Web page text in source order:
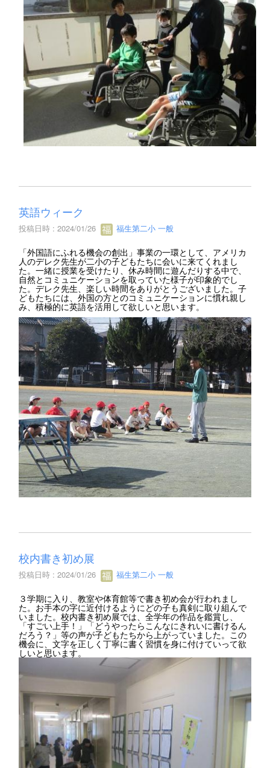
英語ウィーク
投稿日時 : 2024/01/26 福生第二小 一般
「外国語にふれる機会の創出」事業の一環として、アメリカ
人のデレク先生が二小の子どもたちに会いに来てくれまし
た。一緒に授業を受けたり、休み時間に遊んだりする中で、
自然とコミュニケーションを取っていた様子が印象的でし
た。デレク先生、楽しい時間をありがとうございました。子
どもたちには、外国の方とのコミュニケーションに慣れ親し
み、積極的に英語を活用して欲しいと思います。
校内書き初め展
投稿日時 : 2024/01/26 福生第二小 一般
３学期に入り、教室や体育館等で書き初め会が行われまし
た。お手本の字に近付けるようにどの子も真剣に取り組んで
いました。校内書き初め展では、全学年の作品を鑑賞し、
「すごい上手！」「どうやったらこんなにきれいに書けるん
だろう？」等の声が子どもたちから上がっていました。この
機会に、文字を正しく丁寧に書く習慣を身に付けていって欲
しいと思います。